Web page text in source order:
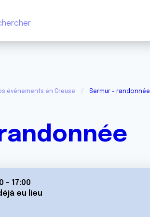
événements en Creuse Sermur - randonnée
- 17:00
eu lieu